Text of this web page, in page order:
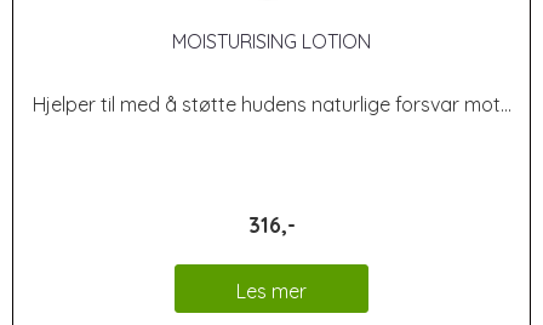
MOISTURISING LOTION
Hjelper til med å støtte hudens naturlige forsvar mot...
316,-
Les mer